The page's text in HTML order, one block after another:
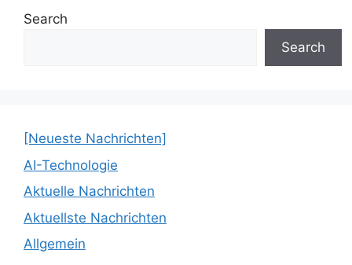
Search
Search
[Neueste Nachrichten]
AI-Technologie
Aktuelle Nachrichten
Aktuellste Nachrichten
Allgemein